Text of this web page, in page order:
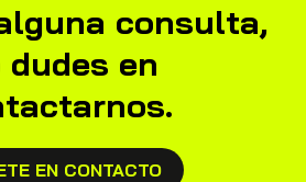
consulta,
dudes en
EN CONTACTO